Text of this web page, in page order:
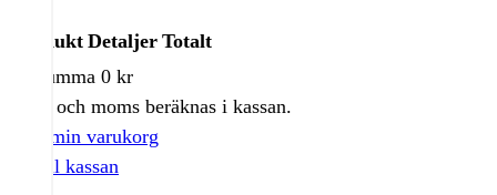
Produkter
varukorg
Produkt Detaljer Totalt
Delsumma 0 kr
Frakt och moms beräknas i kassan.
Visa min varukorg
Gå till kassan